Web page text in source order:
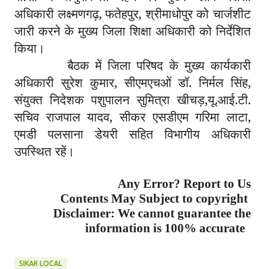
अधिकारी लक्ष्मणगढ़, फतेहपुर, श्रीमाधोपुर को चार्जशीट
जारी करने के मुख्य जिला शिक्षा अधिकारी को निर्देशित
किया।
बैठक में जिला परिषद के मुख्य कार्यकारी
अधिकारी सुरेश कुमार, सीएमएचओं डॉ. निर्मल सिंह,
संयुक्त निदेशक पशुपालन सुमित्रा खीचड़,यू.आई.टी.
सचिव राजपाल यादव, सीकर एसडीएम गरिमा लाटा,
एमडी पलसाना डेयरी सहित विभागीय अधिकारी
उपस्थित रहें।
Any Error? Report to Us
Contents May Subject to copyright
Disclaimer: We cannot guarantee the
information is 100% accurate
SIKAR LOCAL